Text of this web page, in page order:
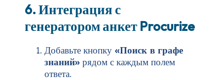
6. Интеграция с
генератором анкет Procurize
Добавьте кнопку «Поиск в графе
знаний» рядом с каждым полем
ответа.